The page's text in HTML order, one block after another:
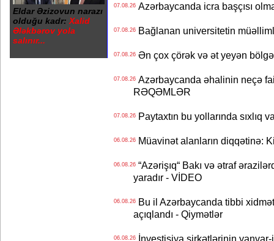
Eldar Əzizovun narazı
olduğu kadr: Xalid
Ələkbərov yola
salınır...
07.08.26Azərbaycanda icra başçısı
07.08.26Bağlanan universitetin
07.08.26Ən çox çörək və ət yeyən
07.08.26Azərbaycanda əhalinin neçə
RƏQƏMLƏR
07.08.26Paytaxtın bu yollarında sıxlıq
06.08.26Müavinət alanların diqqətinə:
06.08.26“Azərişıq“ Bakı və ətraf
yaradır - VİDEO
06.08.26Bu il Azərbaycanda tibbi
açıqlandı - Qiymətlər
06.08.26İnvestisiya şirkətlərinin yanvar-